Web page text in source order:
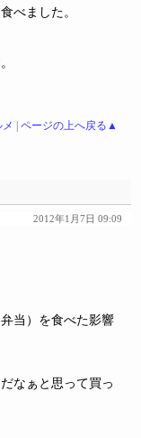
べました。
メ | ページの上へ戻る▲
2012年1月7日 09:09
当）を食べた影響
なぁと思って買っ